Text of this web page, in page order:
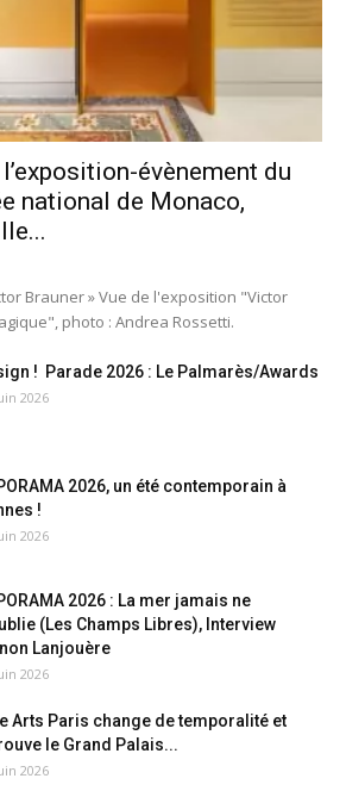
évènement du
national de Monaco,
Brauner » Vue de l'exposition "Victor
photo : Andrea Rossetti.
! Parade 2026 : Le Palmarès/Awards
2026
2026, un été contemporain à
!
2026
2026 : La mer jamais ne
(Les Champs Libres), Interview
Lanjouère
2026
Arts Paris change de temporalité et
le Grand Palais...
2026